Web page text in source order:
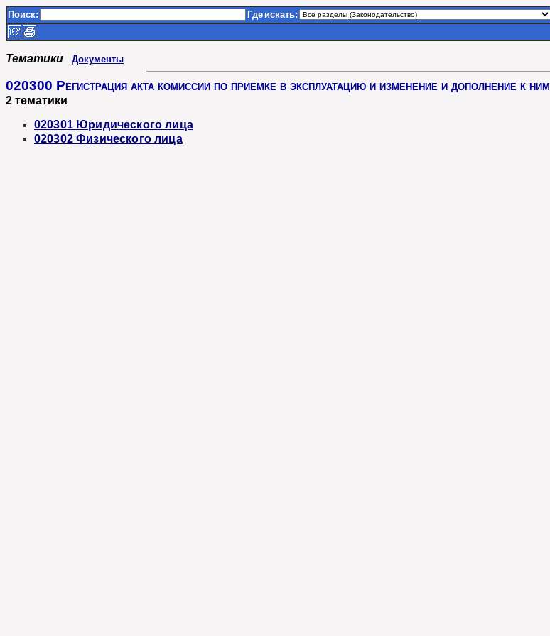
Поиск: Где искать:
Тематики Документы
020300 Регистрация акта комиссии по приемке в эксплуатацию и изменение и дополнение к ним
2 тематики
020301 Юридического лица
020302 Физического лица